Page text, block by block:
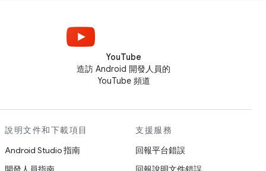
YouTube
造訪 Android 開發人員的
YouTube 頻道
說明文件和下載項目
Android Studio 指南
支援服務
回報平台錯誤